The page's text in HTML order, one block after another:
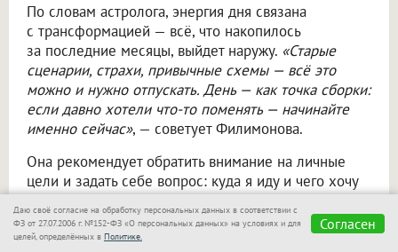
По словам астролога, энергия дня связана
с трансформацией — всё, что накопилось
за последние месяцы, выйдет наружу. «Старые
сценарии, страхи, привычные схемы — всё это
можно и нужно отпускать. День — как точка сборки:
если давно хотели что-то поменять — начинайте
именно сейчас», — советует Филимонова.
Она рекомендует обратить внимание на личные
цели и задать себе вопрос: куда я иду и чего хочу
недоговорённости, но не бойтесь честных
разговоров — это расчистит пространство. В работе
Даю своё согласие на обработку персональных данных в соответствии с
ФЗ от 27.07.2006 г. №152-ФЗ «О персональных данных» на условиях и для
целей, определённых в Политике.
Согласен